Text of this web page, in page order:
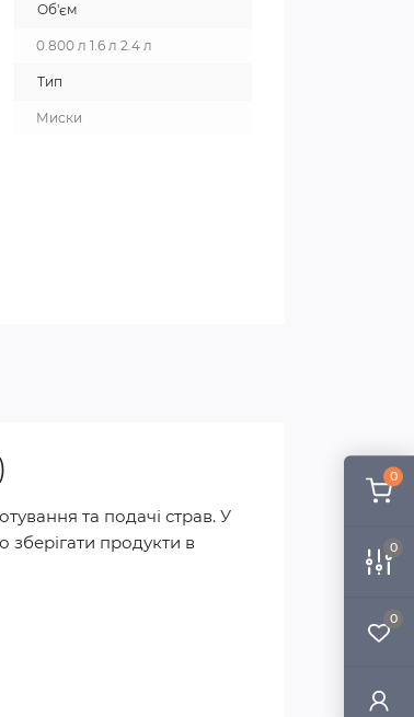
0
0
0
Об'єм
0.800 л 1.6 л 2.4 л
Тип
Миски
та подачі страв. У
продукти в